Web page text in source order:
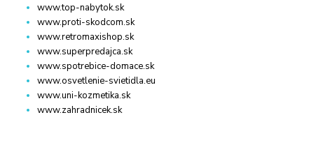
www.top-nabytok.sk
www.proti-skodcom.sk
www.retromaxishop.sk
www.superpredajca.sk
www.spotrebice-domace.sk
www.osvetlenie-svietidla.eu
www.uni-kozmetika.sk
www.zahradnicek.sk